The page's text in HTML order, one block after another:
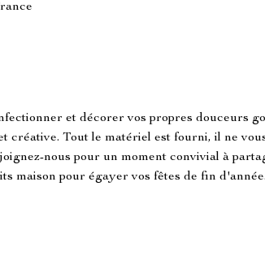
et décorer vos propres douceurs
créative. Tout le matériel est fourni, il ne
nous pour un moment convivial à
maison pour égayer vos fêtes de fin d'année.